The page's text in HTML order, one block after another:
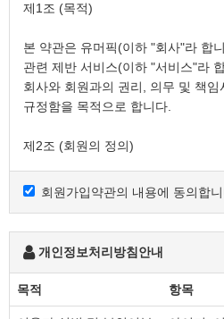
제1조 (목적)
본 약관은 유머픽(이하 "회사"라 합
관련 제반 서비스(이하 "서비스"라
회사와 회원과의 권리, 의무 및 책
규정함을 목적으로 합니다.
제2조 (회원의 정의)
회사의 이용절차에 동의하고 회사가
제3조 (회원 가입)
① 회원이 되고자 하는 자는 회사가
회원정보를 기입하고 "동의", "확인"
방법으로 회원 가입을 신청합니다.
회원가입약관의 내용에 동의합니
개인정보처리방침안내
목적 항목